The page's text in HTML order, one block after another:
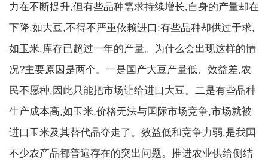
力在不断提升,但有些品种需求持续增长,自身的产量却在
下降,如大豆,不得不严重依赖进口;有些品种却供过于求,
如玉米,库存已超过一年的产量。为什么会出现这样的情
况?主要原因是两个。一是国产大豆产量低、效益差,农
民不愿种,因此只能把市场让给进口大豆。二是有些品种
生产成本高,如玉米,价格无法与国际市场竞争,市场就被
进口玉米及其替代品夺走了。效益低和竞争力弱,是我国
不少农产品都普遍存在的突出问题。推进农业供给侧结